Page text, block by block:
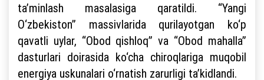
ta’minlash masalasiga qaratildi. “Yangi
O‘zbekiston” massivlarida qurilayotgan ko‘p
qavatli uylar, “Obod qishloq” va “Obod mahalla”
dasturlari doirasida ko‘cha chiroqlariga muqobil
energiya uskunalari o‘rnatish zarurligi ta’kidlandi.